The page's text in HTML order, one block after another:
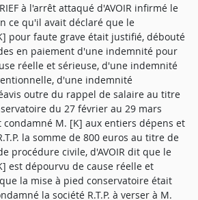
à l'arrêt attaqué d'AVOIR infirmé le
ce qu'il avait déclaré que le
pour faute grave était justifié, débouté
en paiement d'une indemnité pour
réelle et sérieuse, d'une indemnité
d'une indemnité
outre du rappel de salaire au titre
du 27 février au 29 mars
condamné M. [K] aux entiers dépens et
la somme de 800 euros au titre de
procédure civile, d'AVOIR dit que le
est dépourvu de cause réelle et
la mise à pied conservatoire était
la société R.T.P. à verser à M.